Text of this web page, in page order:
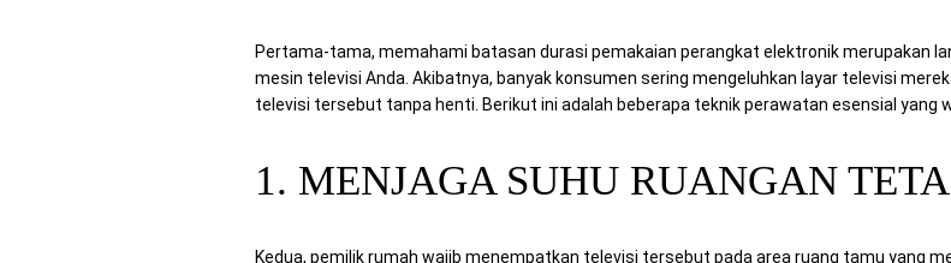
Pertama-tama, memahami batasan durasi pemakaian perangkat elektronik merupakan
mesin televisi Anda. Akibatnya, banyak konsumen sering mengeluhkan layar televisi
televisi tersebut tanpa henti. Berikut ini adalah beberapa teknik perawatan esensial yang
1. MENJAGA SUHU RUANGAN
Kedua, pemilik rumah wajib menempatkan televisi tersebut pada area ruang tamu yang